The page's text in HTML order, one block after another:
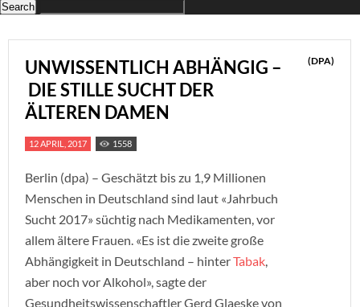
UNWISSENTLICH ABHÄNGIG –
DIE STILLE SUCHT DER
ÄLTEREN DAMEN
(DPA)
12 APRIL, 2017 1558
Berlin (dpa) – Geschätzt bis zu 1,9 Millionen
Menschen in Deutschland sind laut «Jahrbuch
Sucht 2017» süchtig nach Medikamenten, vor
allem ältere Frauen. «Es ist die zweite große
Abhängigkeit in Deutschland – hinterTabak,
aber noch vor Alkohol», sagte der
Gesundheitswissenschaftler Gerd Glaeske von